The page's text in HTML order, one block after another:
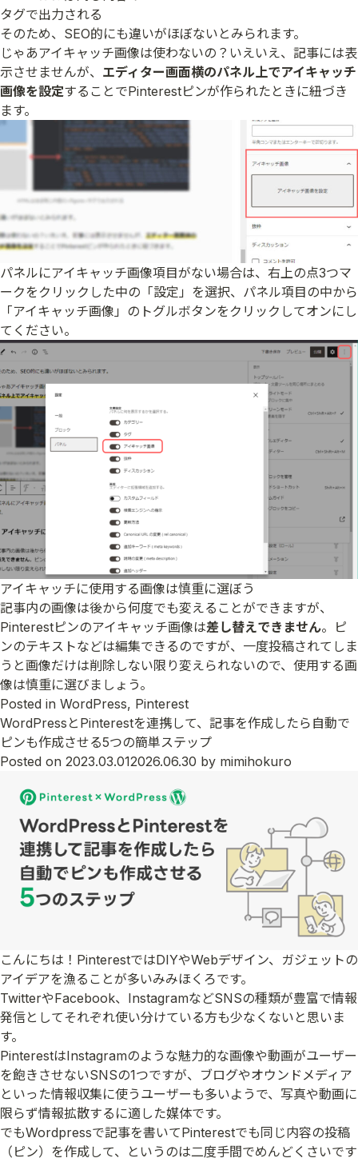
タグで出力される
そのため、SEO的にも違いがほぼないとみられます。
じゃあアイキャッチ画像は使わないの？いえいえ、記事には表
示させませんが、 エディター画面横のパネル上でアイキャッチ
画像を設定することでPinterestピンが作られたときに紐づき
ます。
パネルにアイキャッチ画像項目がない場合は、右上の点3つマ
ークをクリックした中の「設定」を選択、パネル項目の中から
「アイキャッチ画像」のトグルボタンをクリックしてオンにし
てください。
アイキャッチに使用する画像は慎重に選ぼう
記事内の画像は後から何度でも変えることができますが、
Pinterestピンのアイキャッチ画像は差し替えできません。ピ
ンのテキストなどは編集できるのですが、一度投稿されてしま
うと画像だけは削除しない限り変えられないので、使用する画
像は慎重に選びましょう。
Posted in WordPress, Pinterest
WordPressとPinterestを連携して、記事を作成したら自動で
ピンも作成させる5つの簡単ステップ
Posted on 2023.03.012026.06.30 by mimihokuro
こんにちは！PinterestではDIYやWebデザイン、ガジェットの
アイデアを漁ることが多いみみほくろです。
TwitterやFacebook、InstagramなどSNSの種類が豊富で情報
発信としてそれぞれ使い分けている方も少なくないと思いま
す。
PinterestはInstagramのような魅力的な画像や動画がユーザー
を飽きさせないSNSの1つですが、ブログやオウンドメディア
といった情報収集に使うユーザーも多いようで、写真や動画に
限らず情報拡散するに適した媒体です。
でもWordpressで記事を書いてPinterestでも同じ内容の投稿
（ピン）を作成して、というのは二度手間でめんどくさいです